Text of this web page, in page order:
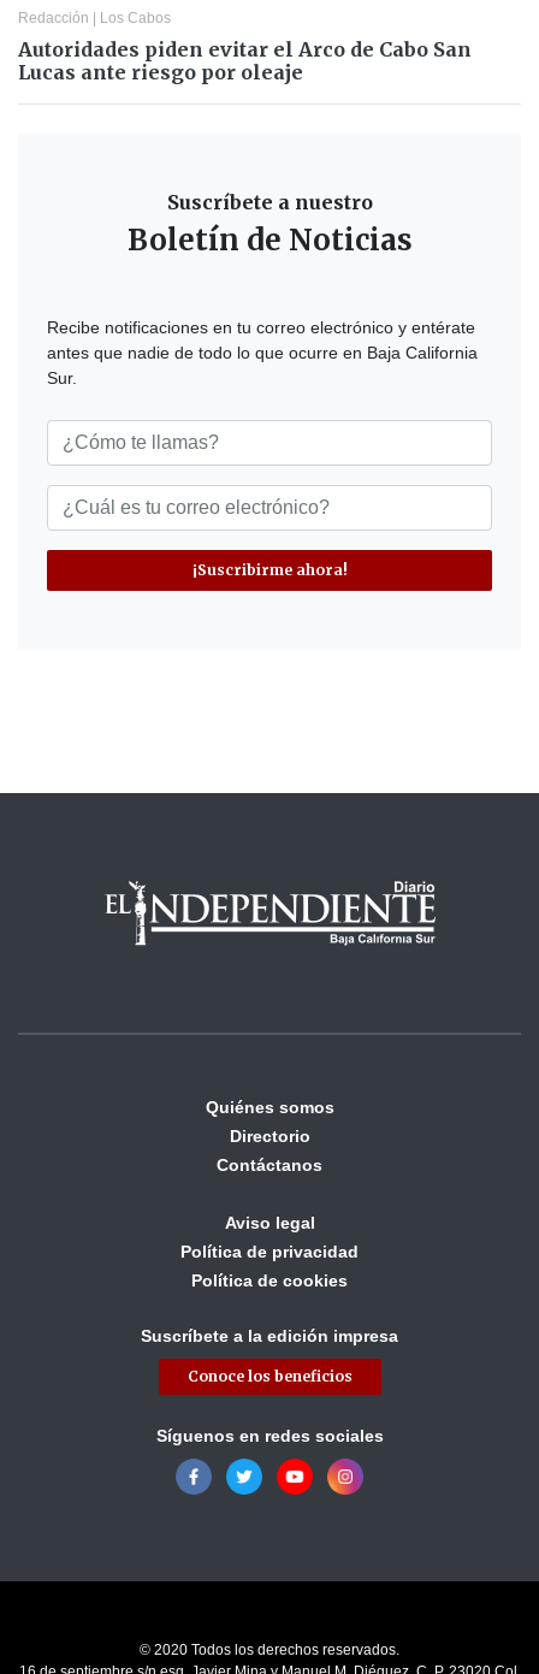
Redacción | Los Cabos
Autoridades piden evitar el Arco de Cabo San
Lucas ante riesgo por oleaje
Suscríbete a nuestro
Boletín de Noticias
Recibe notificaciones en tu correo electrónico y entérate
antes que nadie de todo lo que ocurre en Baja California
Sur.
¡Suscribirme ahora!
Quiénes somos
Directorio
Contáctanos
Aviso legal
Política de privacidad
Política de cookies
Suscríbete a la edición impresa
Conoce los beneficios
Síguenos en redes sociales
© 2020 Todos los derechos reservados.